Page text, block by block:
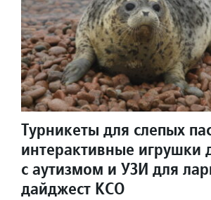
Турникеты для слепых
интерактивные игрушки
с аутизмом и УЗИ для
дайджест КСО